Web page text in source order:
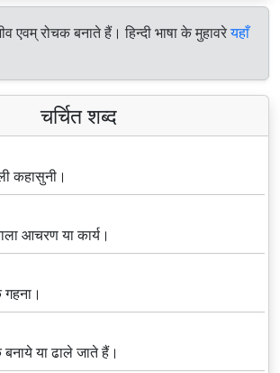
एवम् रोचक बनाते हैं। हिन्दी भाषा के मुहावरेयहाँ
चर्चित शब्द
कहासुनी।
आचरण या कार्य।
या ढाले जाते हैं।